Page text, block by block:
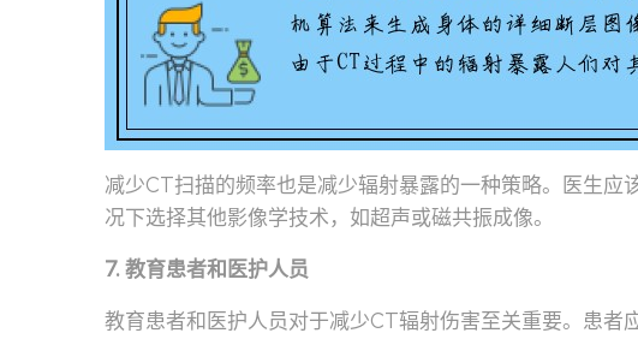
减少CT扫描的频率也是减少辐射暴露的一种策略。医生
况下选择其他影像学技术，如超声或磁共振成像。
7. 教育患者和医护人员
教育患者和医护人员对于减少CT辐射伤害至关重要。患者